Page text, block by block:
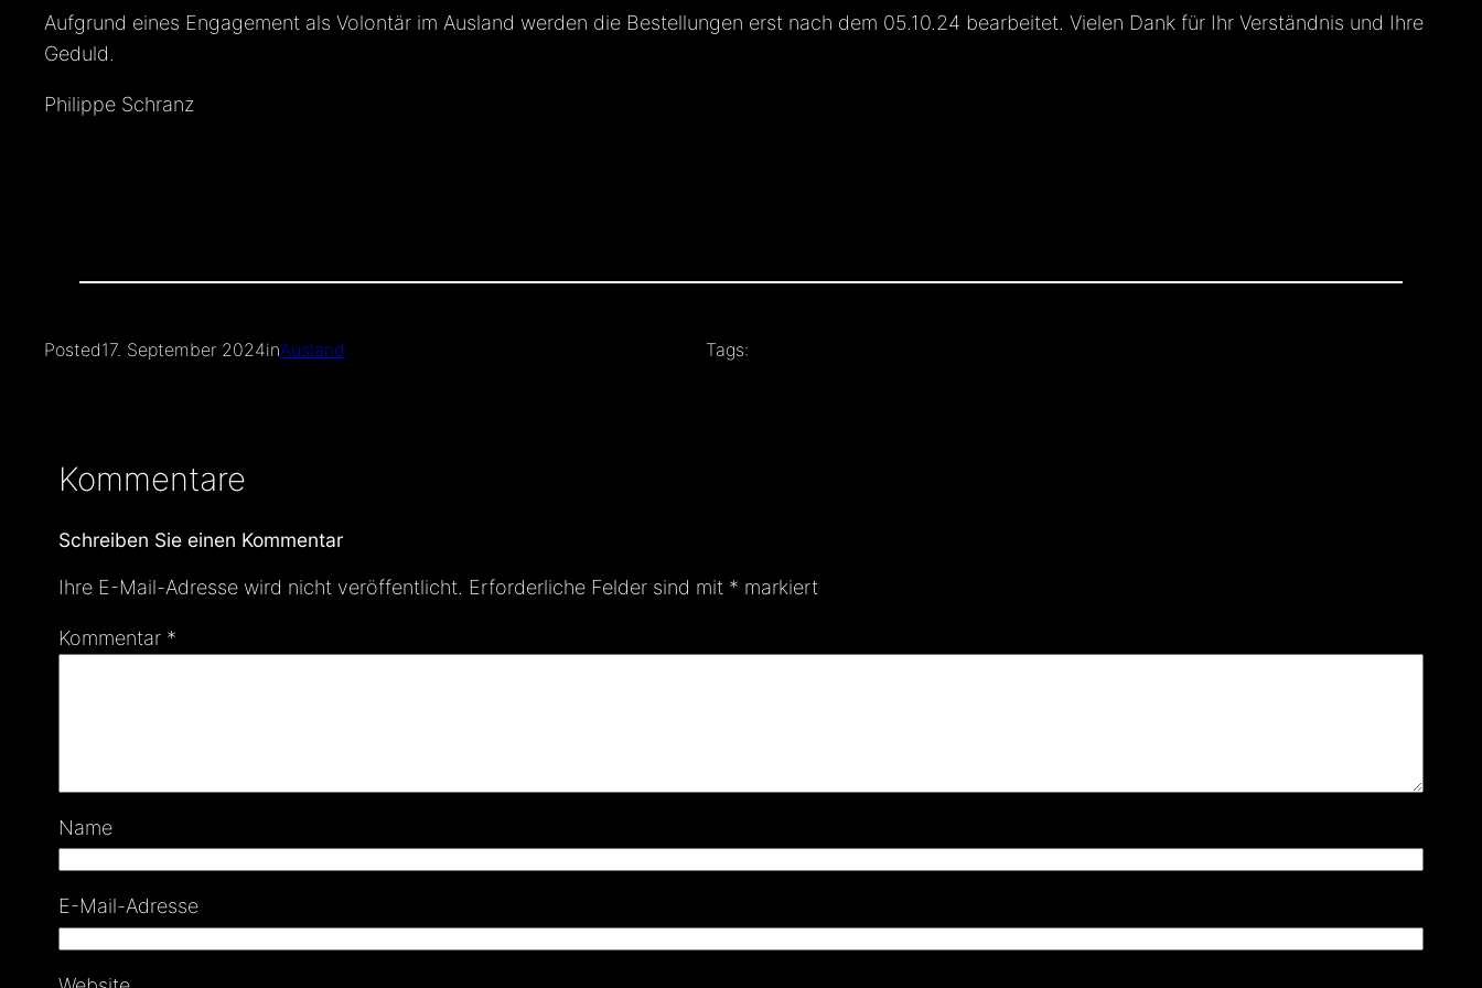
Aufgrund eines Engagement als Volontär im Ausland werden die Bestellungen erst nach dem 05.10.24 bearbeitet. Vielen Dank für Ihr Verständnis und Ihre
Geduld.
Philippe Schranz
Posted17. September 2024inAusland Tags:
Kommentare
Schreiben Sie einen Kommentar
Ihre E-Mail-Adresse wird nicht veröffentlicht. Erforderliche Felder sind mit * markiert
Kommentar *
Name
E-Mail-Adresse